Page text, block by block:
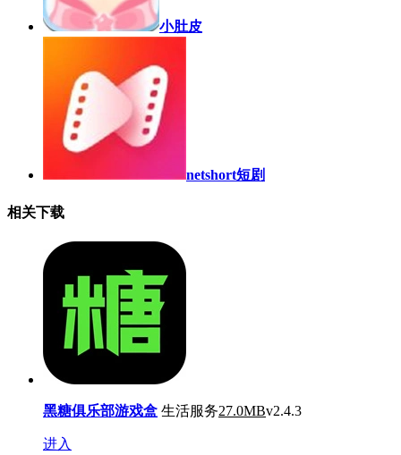
小肚皮
netshort短剧
相关下载
黑糖俱乐部游戏盒 生活服务27.0MBv2.4.3
进入